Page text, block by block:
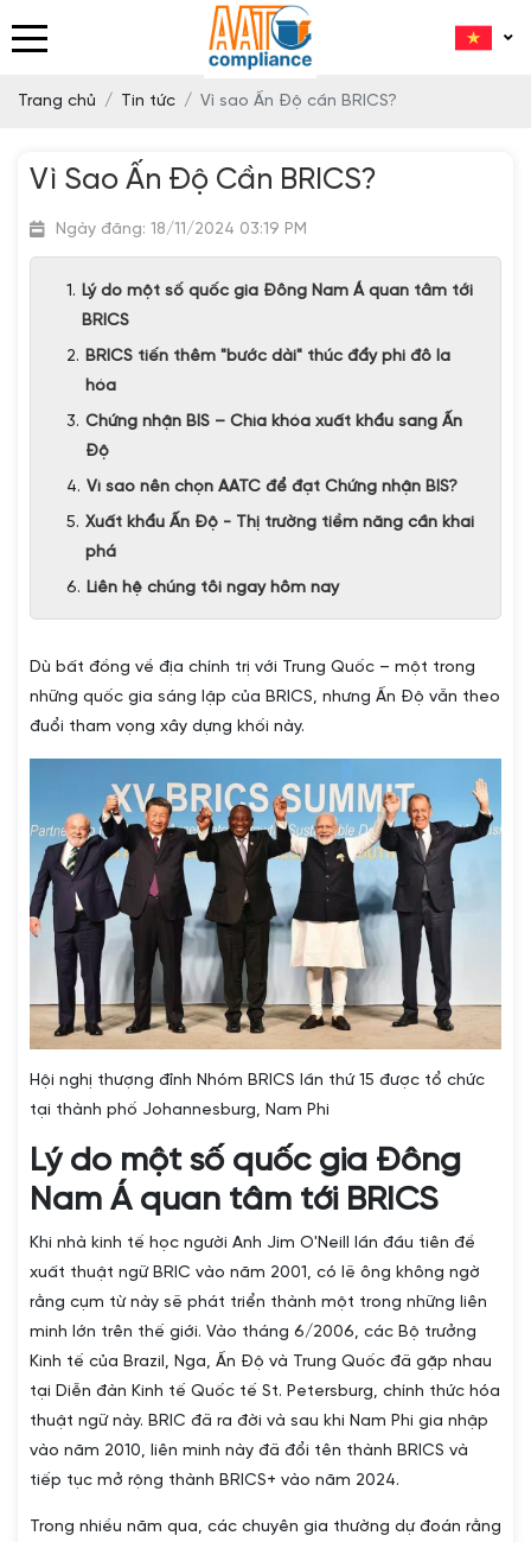
Trang chủ Tin tức Vì sao Ấn Độ cần BRICS?
Vì Sao Ấn Độ Cần BRICS?
Ngày đăng: 18/11/2024 03:19 PM
Lý do một số quốc gia Đông Nam Á quan tâm tới
BRICS
BRICS tiến thêm "bước dài" thúc đẩy phi đô la
hóa
Chứng nhận BIS – Chìa khóa xuất khẩu sang Ấn
Độ
Vì sao nên chọn AATC để đạt Chứng nhận BIS?
Xuất khẩu Ấn Độ - Thị trường tiềm năng cần khai
phá
Liên hệ chúng tôi ngay hôm nay
Dù bất đồng về địa chính trị với Trung Quốc – một trong
những quốc gia sáng lập của BRICS, nhưng Ấn Độ vẫn theo
đuổi tham vọng xây dựng khối này.
Hội nghị thượng đỉnh Nhóm BRICS lần thứ 15 được tổ chức
tại thành phố Johannesburg, Nam Phi
Lý do một số quốc gia Đông
Nam Á quan tâm tới BRICS
Khi nhà kinh tế học người Anh Jim O'Neill lần đầu tiên đề
xuất thuật ngữ BRIC vào năm 2001, có lẽ ông không ngờ
rằng cụm từ này sẽ phát triển thành một trong những liên
minh lớn trên thế giới. Vào tháng 6/2006, các Bộ trưởng
Kinh tế của Brazil, Nga, Ấn Độ và Trung Quốc đã gặp nhau
tại Diễn đàn Kinh tế Quốc tế St. Petersburg, chính thức hóa
thuật ngữ này. BRIC đã ra đời và sau khi Nam Phi gia nhập
vào năm 2010, liên minh này đã đổi tên thành BRICS và
tiếp tục mở rộng thành BRICS+ vào năm 2024.
Trong nhiều năm qua, các chuyên gia thường dự đoán rằng